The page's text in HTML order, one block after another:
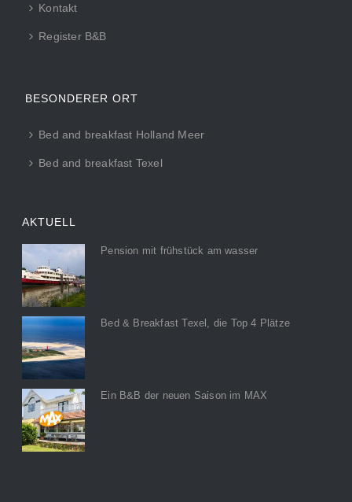
Kontakt
Register B&B
BESONDERER ORT
Bed and breakfast Holland Meer
Bed and breakfast Texel
AKTUELL
Pension mit frühstück am wasser
Bed & Breakfast Texel, die Top 4 Plätze
Ein B&B der neuen Saison im MAX